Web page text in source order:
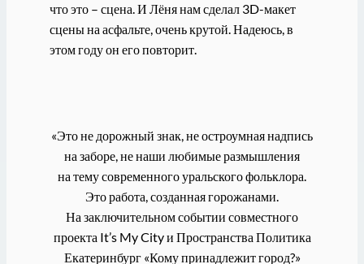
что это – сцена. И Лёня нам сделал 3D-макет
сцены на асфальте, очень крутой. Надеюсь, в
этом году он его повторит.
«Это не дорожный знак, не остроумная надпись
на заборе, не наши любимые размышления
на тему современного уральского фольклора.
Это работа, созданная горожанами.
На заключительном событии совместного
проекта It’s My City и Пространства Политика
Екатеринбург «Кому принадлежит город?»